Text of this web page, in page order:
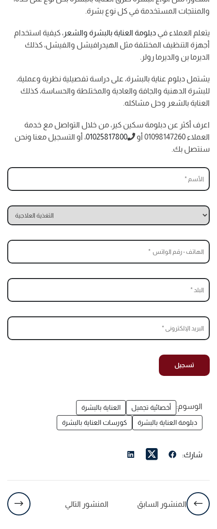
والمنتجات المستخدمة في كل نوع بشرة.
يتعلم العملاء في دبلومة العناية بالبشرة والشعر ، كيفية استخدام
أجهزة التنظيف المختلفة مثل الهيدرافيشل والفيشل، كذلك
الديرما بن والديرما رولر.
يشتمل دبلوم عناية بالبشرة، على دراسة تفصيلية نظرية وعملية،
للبشرة الدهنية والجافة والعادية والمختلطة والحساسة، كذلك
العناية بالشعر وحل مشاكله.
اعرف أكثر عن دبلومة سكين كير، من خلال التواصل مع خدمة
العملاء 01098147260 أو
01025817800، أو التسجيل معنا ونحن
سنتصل بك.
الوسوم: أخصائية تجميل
العناية بالبشرة
دبلومة العناية بالبشرة
كورسات العناية بالبشرة
شارك:
المنشور السابق المنشور التالي